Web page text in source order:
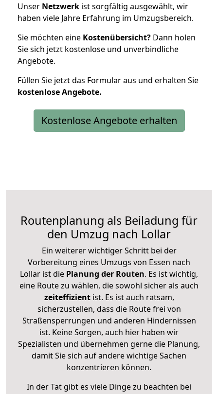
Unser Netzwerk ist sorgfältig ausgewählt, wir
haben viele Jahre Erfahrung im Umzugsbereich.
Sie möchten eine Kostenübersicht? Dann holen
Sie sich jetzt kostenlose und unverbindliche
Angebote.
Füllen Sie jetzt das Formular aus und erhalten Sie
kostenloseAngebote.
Kostenlose Angebote erhalten
Routenplanung als Beiladung für
den Umzug nach Lollar
Ein weiterer wichtiger Schritt bei der
Vorbereitung eines Umzugs von Essen nach
Lollar ist die Planung der Routen. Es ist wichtig,
eine Route zu wählen, die sowohl sicher als auch
zeiteffizientist. Es ist auch ratsam,
sicherzustellen, dass die Route frei von
Straßensperrungen und anderen Hindernissen
ist. Keine Sorgen, auch hier haben wir
Spezialisten und übernehmen gerne die Planung,
damit Sie sich auf andere wichtige Sachen
konzentrieren können.
In der Tat gibt es viele Dinge zu beachten bei